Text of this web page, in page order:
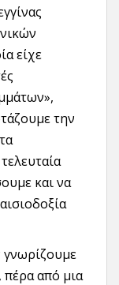
είχε
την
και να
γνωρίζουμε
πέρα από μια